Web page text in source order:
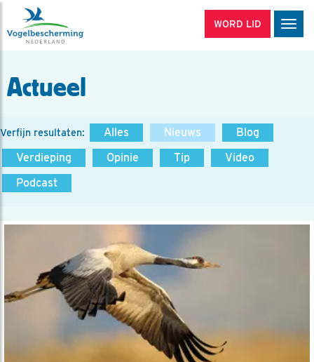
WORD LID
Actueel
Verfijn resultaten: Alles Nieuws
Blog
Verdieping
Opinie Tip
Video
Podcast